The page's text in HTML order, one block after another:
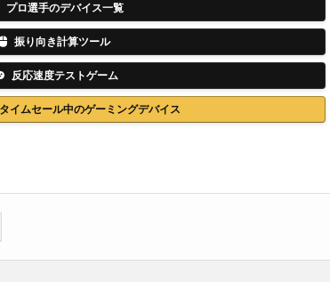
プロ選手のデバイス一覧
振り向き計算ツール
反応速度テストゲーム
イムセール中のゲーミングデバイス